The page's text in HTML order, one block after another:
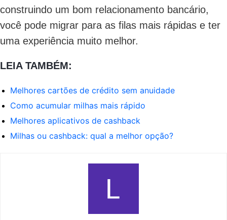
construindo um bom relacionamento bancário,
você pode migrar para as filas mais rápidas e ter
uma experiência muito melhor.
LEIA TAMBÉM:
Melhores cartões de crédito sem anuidade
Como acumular milhas mais rápido
Melhores aplicativos de cashback
Milhas ou cashback: qual a melhor opção?